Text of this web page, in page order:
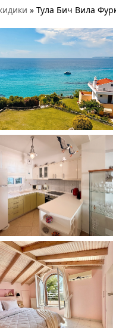
» Тула Бич Вила